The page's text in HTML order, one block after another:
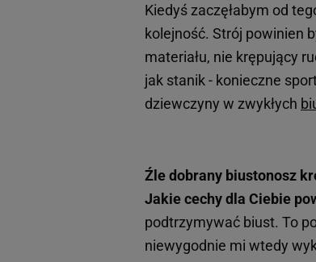
Kiedyś zaczęłabym od
kolejność. Strój powinien
materiału, nie krępujący
jak stanik - konieczne
dziewczyny w zwykłych
Źle dobrany biustonosz
Jakie cechy dla Ciebie
podtrzymywać biust. To
niewygodnie mi wtedy